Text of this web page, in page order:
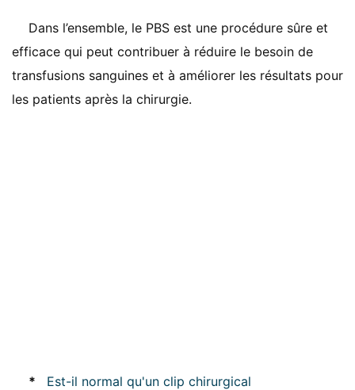
Dans l’ensemble, le PBS est une procédure sûre et
efficace qui peut contribuer à réduire le besoin de
transfusions sanguines et à améliorer les résultats pour
les patients après la chirurgie.
*
Est-il normal qu'un clip chirurgical